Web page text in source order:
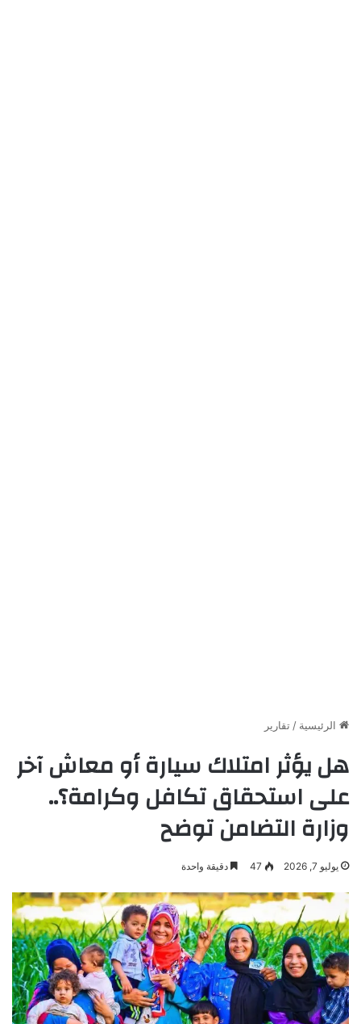
الرئيسية /تقارير
هل يؤثر امتلاك سيارة أو معاش آخر
على استحقاق تكافل وكرامة؟..
وزارة التضامن توضح
يوليو 7, 2026 47 دقيقة واحدة